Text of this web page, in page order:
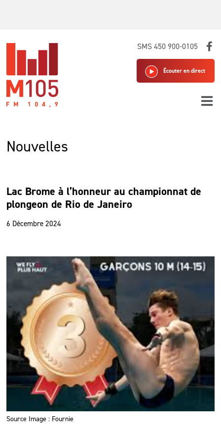
SMS 450 900-0105
Écouter en direct
Nouvelles
Lac Brome à l’honneur au championnat de
plongeon de Rio de Janeiro
6 Décembre 2024
Source Image : Fournie